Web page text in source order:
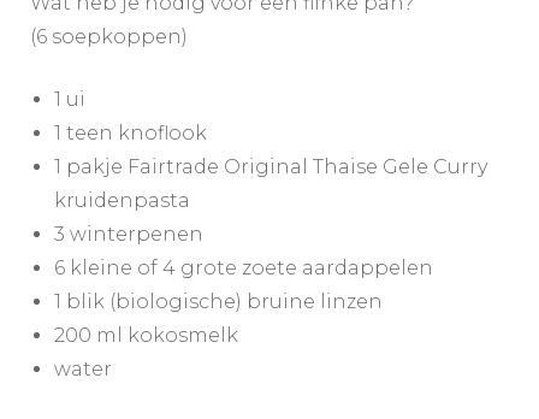
(6 soepkoppen)
1 ui
1 teen knoflook
1 pakje Fairtrade Original Thaise Gele Curry
kruidenpasta
3 winterpenen
6 kleine of 4 grote zoete aardappelen
1 blik (biologische) bruine linzen
200 ml kokosmelk
water